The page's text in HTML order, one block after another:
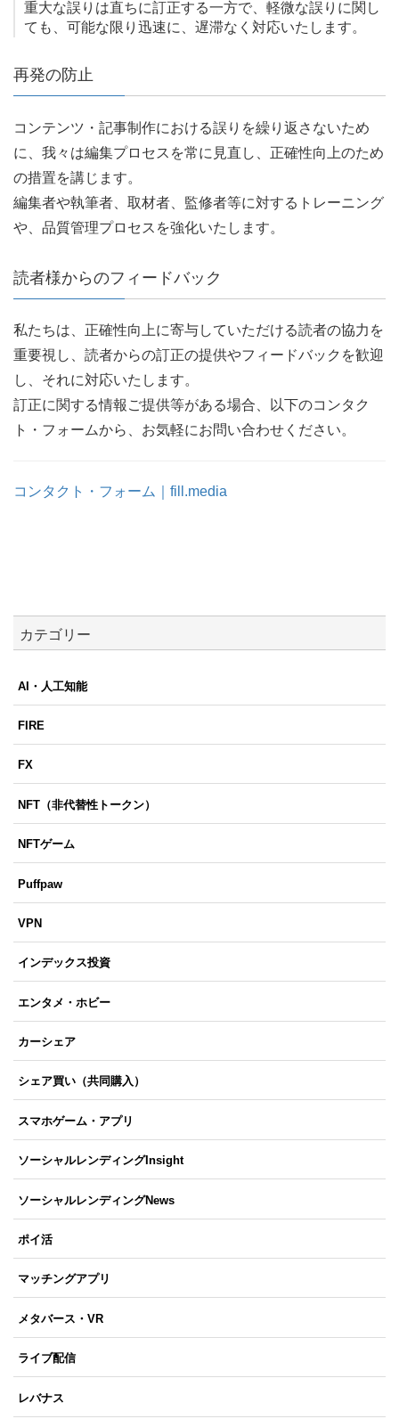
重大な誤りは直ちに訂正する一方で、軽微な誤りに関し
ても、可能な限り迅速に、遅滞なく対応いたします。
再発の防止
コンテンツ・記事制作における誤りを繰り返さないため
に、我々は編集プロセスを常に見直し、正確性向上のため
の措置を講じます。
編集者や執筆者、取材者、監修者等に対するトレーニング
や、品質管理プロセスを強化いたします。
読者様からのフィードバック
私たちは、正確性向上に寄与していただける読者の協力を
重要視し、読者からの訂正の提供やフィードバックを歓迎
し、それに対応いたします。
訂正に関する情報ご提供等がある場合、以下のコンタク
ト・フォームから、お気軽にお問い合わせください。
コンタクト・フォーム｜fill.media
カテゴリー
AI・人工知能
FIRE
FX
NFT（非代替性トークン）
NFTゲーム
Puffpaw
VPN
インデックス投資
エンタメ・ホビー
カーシェア
シェア買い（共同購入）
スマホゲーム・アプリ
ソーシャルレンディングInsight
ソーシャルレンディングNews
ポイ活
マッチングアプリ
メタバース・VR
ライブ配信
レバナス